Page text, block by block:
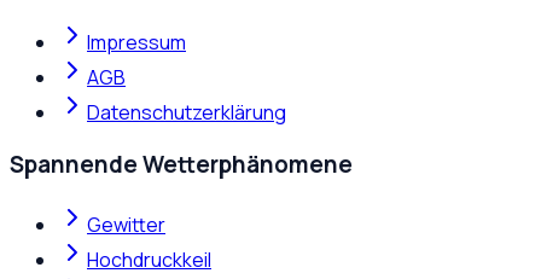
Impressum
AGB
Datenschutzerklärung
Spannende Wetterphänomene
Gewitter
Hochdruckkeil